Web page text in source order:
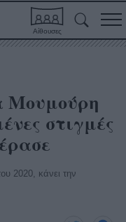
Αίθουσες
Μουμούρη
στιγμές
2020, κάνει την